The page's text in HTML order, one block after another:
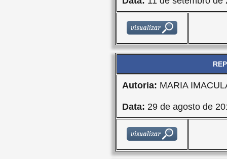
Autoria: MARIA
Data: 29 de agosto de